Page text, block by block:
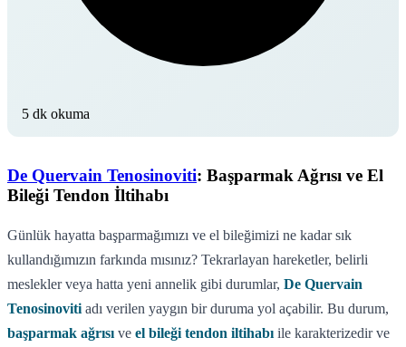
5 dk okuma
De Quervain Tenosinoviti: Başparmak Ağrısı ve El
Bileği Tendon İltihabı
Günlük hayatta başparmağımızı ve el bileğimizi ne kadar sık
kullandığımızın farkında mısınız? Tekrarlayan hareketler, belirli
meslekler veya hatta yeni annelik gibi durumlar, De Quervain
Tenosinoviti adı verilen yaygın bir duruma yol açabilir. Bu durum,
başparmak ağrısı ve el bileği tendon iltihabı ile karakterizedir ve